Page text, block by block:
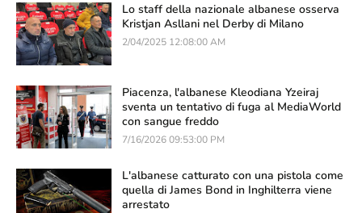
Lo staff della nazionale albanese osserva
Kristjan Asllani nel Derby di Milano
2/04/2025 12:08:00 AM
Piacenza, l'albanese Kleodiana Yzeiraj
sventa un tentativo di fuga al MediaWorld
con sangue freddo
7/16/2026 09:53:00 PM
L'albanese catturato con una pistola come
quella di James Bond in Inghilterra viene
arrestato